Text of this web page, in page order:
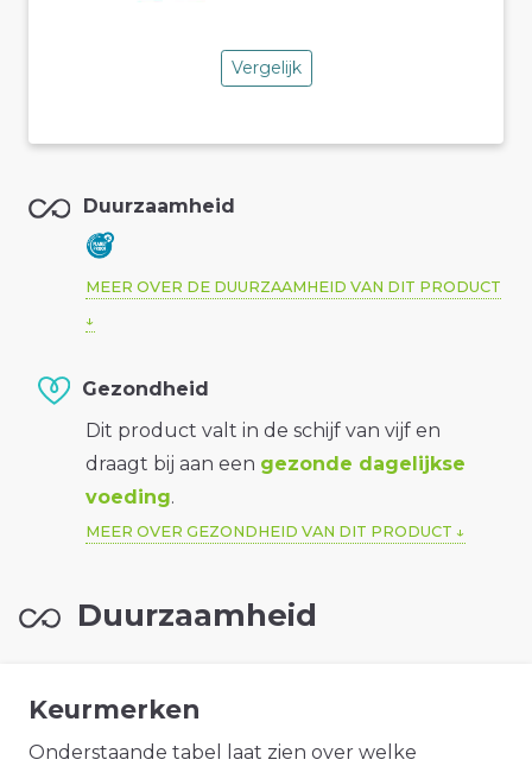
Vergelijk
Duurzaamheid
MEER OVER DE DUURZAAMHEID VAN DIT PRODUCT
Gezondheid
Dit product valt in de schijf van vijf en
draagt bij aan een gezonde dagelijkse
voeding.
MEER OVER GEZONDHEID VAN DIT PRODUCT
Duurzaamheid
Keurmerken
Onderstaande tabel laat zien over welke